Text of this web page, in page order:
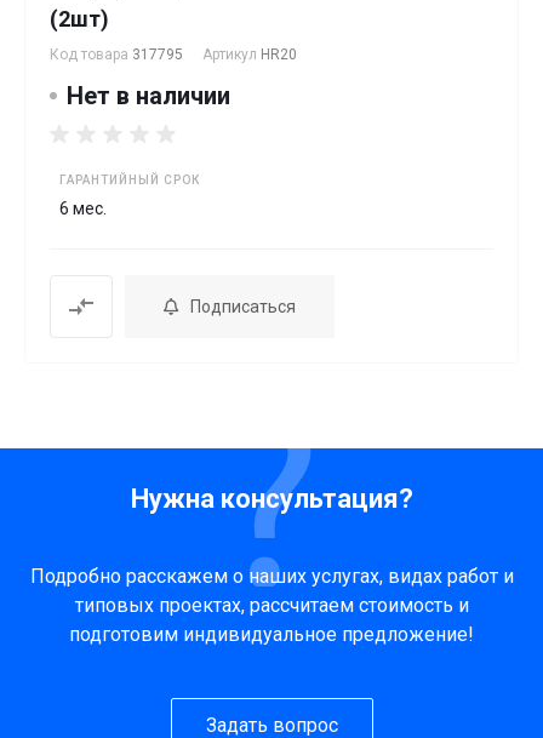
(2шт)
Код товара 317795 Артикул HR20
Нет в наличии
ГАРАНТИЙНЫЙ СРОК
6 мес.
Подписаться
Нужна консультация?
Подробно расскажем о наших услугах, видах работ и
типовых проектах, рассчитаем стоимость и
подготовим индивидуальное предложение!
Задать вопрос